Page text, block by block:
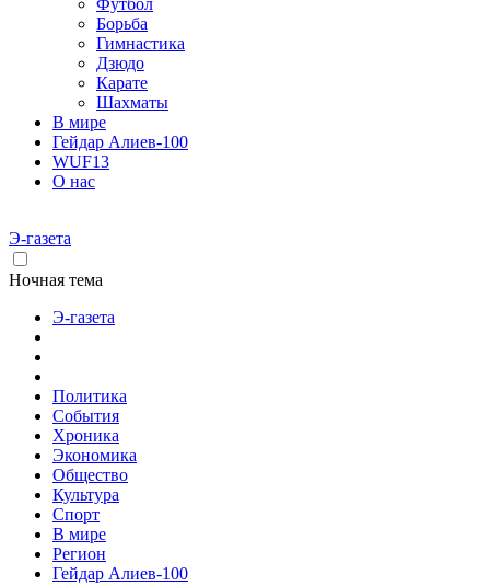
Футбол
Борьба
Гимнастика
Дзюдо
Карате
Шахматы
В мире
Гейдар Алиев-100
WUF13
О нас
Э-газета
Ночная тема
Э-газета
Политика
События
Хроника
Экономика
Общество
Культура
Спорт
В мире
Регион
Гейдар Алиев-100